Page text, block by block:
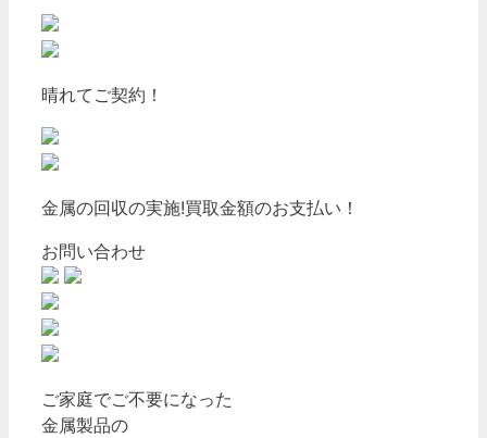
晴れてご契約！
金属の回収の実施!買取金額のお支払い！
お問い合わせ
ご家庭でご不要になった
金属製品の